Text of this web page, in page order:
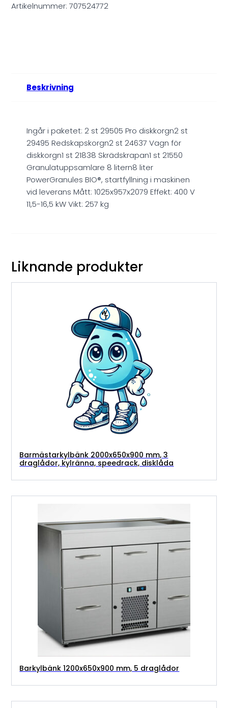
Artikelnummer:707524772
Beskrivning
Ingår i paketet: 2 st 29505 Pro diskkorgn2 st
29495 Redskapskorgn2 st 24637 Vagn för
diskkorgn1 st 21838 Skrädskrapan1 st 21550
Granulatuppsamlare 8 litern8 liter
PowerGranules BIO®, startfyllning i maskinen
vid leverans Mått: 1025x957x2079 Effekt: 400 V
11,5-16,5 kW Vikt: 257 kg
Liknande produkter
Barmästarkylbänk 2000x650x900 mm, 3
draglådor, kylränna, speedrack, disklåda
Barkylbänk 1200x650x900 mm, 5 draglådor